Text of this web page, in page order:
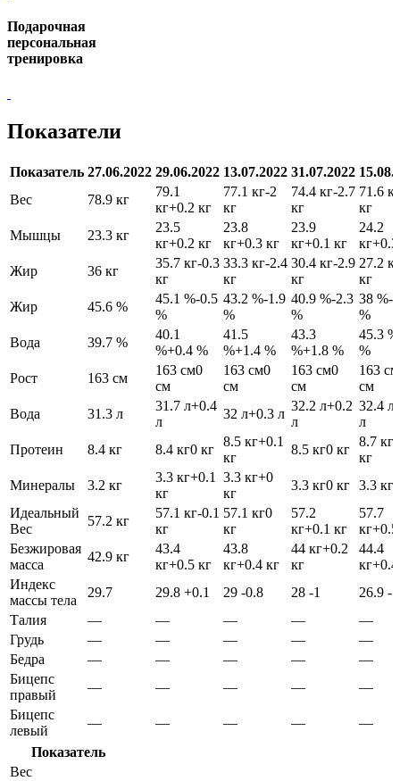
Подарочная
персональная
тренировка
Показатели
Показатель 27.06.2022 29.06.2022 13.07.2022 31.07.2022
Вес
78.9 кг
79.1
кг+0.2 кг
77.1 кг-2
кг
74.4 кг-2.7
кг
71.6 кг
кг
Мышцы
23.3 кг
23.5
кг+0.2 кг
23.8
кг+0.3 кг
23.9
кг+0.1 кг
24.2
кг
Жир
36 кг
35.7 кг-0.3
кг
33.3 кг-2.4
кг
30.4 кг-2.9
кг
27.2 кг
кг
Жир
45.6 %
45.1 %-0.5
%
43.2 %-1.9
%
40.9 %-2.3
%
38 %-
%
Вода
39.7 %
40.1
%+0.4 %
41.5
%+1.4 %
43.3
%+1.8 %
45.3 %
%
Рост
163 см
163 см0
см
163 см0
см
163 см0
см
163 см
см
Вода
31.3 л
31.7 л+0.4
л
32 л+0.3 л
32.2 л+0.2
л
32.4 л
л
Протеин
8.4 кг 8.4 кг0 кг
8.5 кг+0.1
кг
8.5 кг0 кг
8.7 кг
кг
Минералы
3.2 кг
3.3 кг+0.1
кг
3.3 кг+0
кг
3.3 кг0 кг 3.3 кг
Идеальный
Вес
57.2 кг
57.1 кг-0.1
кг
57.1 кг0
кг
57.2
кг+0.1 кг
57.7
кг
Безжировая
масса
42.9 кг
43.4
кг+0.5 кг
43.8
кг+0.4 кг
44 кг+0.2
кг
44.4
кг
Индекс
массы тела
29.7 29.8 +0.1 29 -0.8 28 -1 26.9 -
Талия
— — — —
—
Грудь
— — — —
—
Бедра
— — — —
—
Бицепс
правый
— — — —
—
Бицепс
левый
— — — —
—
Показатель
Вес